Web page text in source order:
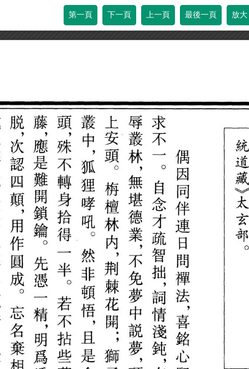
第一頁 下一頁 上一頁 最後一頁 放大